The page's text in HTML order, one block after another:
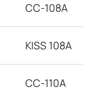
CC-108A
KISS 108A
CC-110A